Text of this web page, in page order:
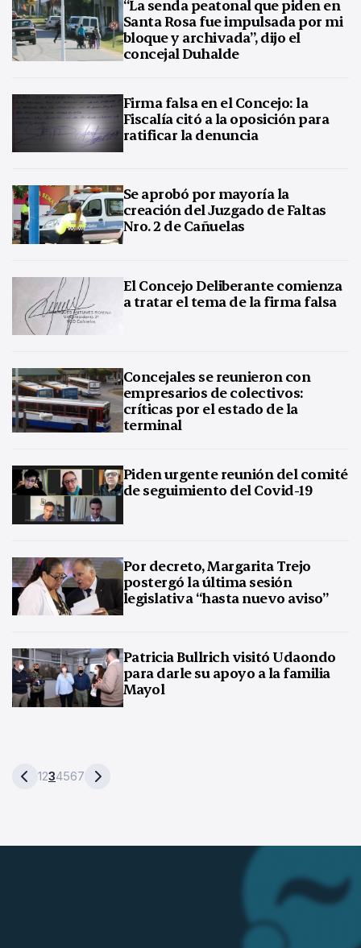
“La senda peatonal que piden en
Santa Rosa fue impulsada por mi
bloque y archivada”, dijo el
concejal Duhalde
Firma falsa en el Concejo: la
Fiscalía citó a la oposición para
ratificar la denuncia
Se aprobó por mayoría la
creación del Juzgado de Faltas
Nro. 2 de Cañuelas
El Concejo Deliberante comienza
a tratar el tema de la firma falsa
Concejales se reunieron con
empresarios de colectivos:
críticas por el estado de la
terminal
Piden urgente reunión del comité
de seguimiento del Covid-19
Por decreto, Margarita Trejo
postergó la última sesión
legislativa “hasta nuevo aviso”
Patricia Bullrich visitó Udaondo
para darle su apoyo a la familia
Mayol
1234567